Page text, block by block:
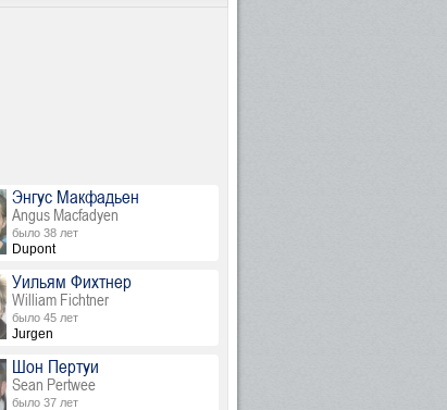
Энгус Макфадьен
Angus Macfadyen
было 38 лет
Dupont
Уильям Фихтнер
William Fichtner
было 45 лет
Jurgen
Шон Пертуи
Sean Pertwee
было 37 лет